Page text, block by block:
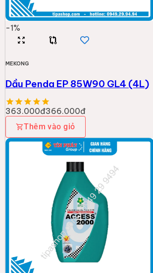
-1%
MEKONG
Dầu Penda EP 85W90 GL4 (4L)
363.000đ366.000đ
Thêm vào giỏ